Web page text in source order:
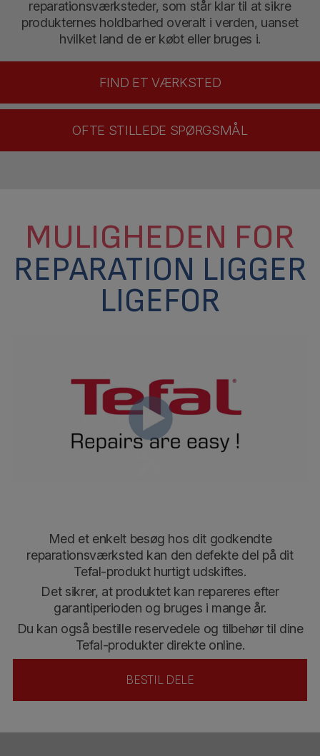
reparationsværksteder, som står klar til at sikre
produkternes holdbarhed overalt i verden, uanset
hvilket land de er købt eller bruges i.
FIND ET VÆRKSTED
OFTE STILLEDE SPØRGSMÅL
MULIGHEDEN FOR
REPARATION LIGGER
LIGEFOR
Med et enkelt besøg hos dit godkendte
reparationsværksted kan den defekte del på dit
Tefal-produkt hurtigt udskiftes.
Det sikrer, at produktet kan repareres efter
garantiperioden og bruges i mange år.
Du kan også bestille reservedele og tilbehør til dine
Tefal-produkter direkte online.
BESTIL DELE